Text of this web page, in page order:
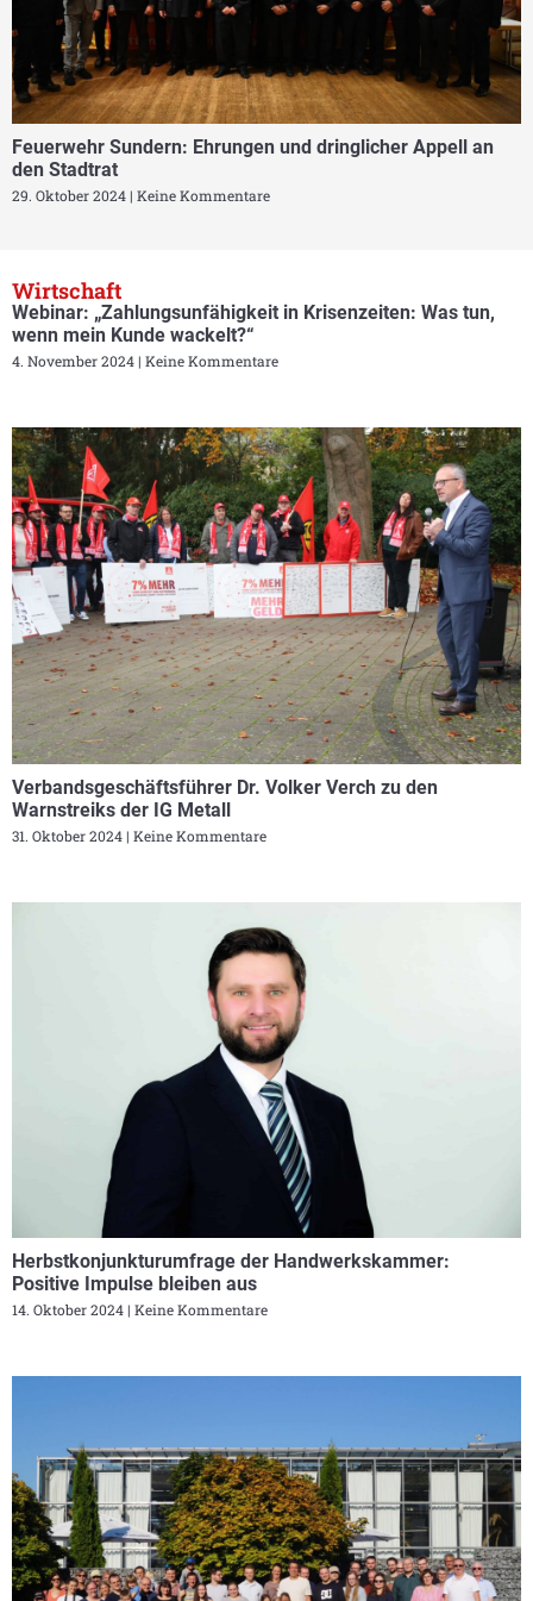
Feuerwehr Sundern: Ehrungen und dringlicher Appell an
den Stadtrat
29. Oktober 2024 Keine Kommentare
Wirtschaft
Webinar: „Zahlungsunfähigkeit in Krisenzeiten: Was tun,
wenn mein Kunde wackelt?“
4. November 2024 Keine Kommentare
Verbandsgeschäftsführer Dr. Volker Verch zu den
Warnstreiks der IG Metall
31. Oktober 2024 Keine Kommentare
Herbstkonjunkturumfrage der Handwerkskammer:
Positive Impulse bleiben aus
14. Oktober 2024 Keine Kommentare